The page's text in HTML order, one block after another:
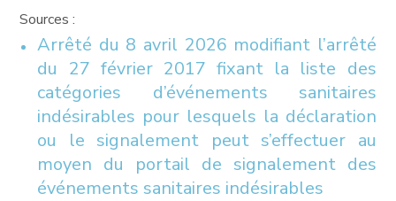
Sources :
Arrêté du 8 avril 2026 modifiant l’arrêté
du 27 février 2017 fixant la liste des
catégories d’événements sanitaires
indésirables pour lesquels la déclaration
ou le signalement peut s’effectuer au
moyen du portail de signalement des
événements sanitaires indésirables